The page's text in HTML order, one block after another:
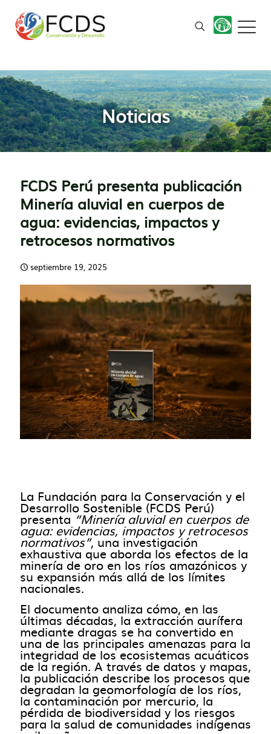
Noticias
FCDS Perú presenta publicación
Minería aluvial en cuerpos de
agua: evidencias, impactos y
retrocesos normativos
septiembre 19, 2025
La Fundación para la Conservación y el
Desarrollo Sostenible (FCDS Perú)
presenta“Minería aluvial en cuerpos de
agua: evidencias, impactos y retrocesos
normativos”, una investigación
exhaustiva que aborda los efectos de la
minería de oro en los ríos amazónicos y
su expansión más allá de los límites
nacionales.
El documento analiza cómo, en las
últimas décadas, la extracción aurífera
mediante dragas se ha convertido en
una de las principales amenazas para la
integridad de los ecosistemas acuáticos
de la región. A través de datos y mapas,
la publicación describe los procesos que
degradan la geomorfología de los ríos,
la contaminación por mercurio, la
pérdida de biodiversidad y los riesgos
para la salud de comunidades indígenas